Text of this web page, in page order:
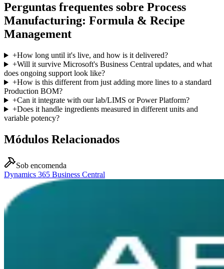
Perguntas frequentes sobre Process
Manufacturing: Formula & Recipe
Management
+How long until it's live, and how is it delivered?
+Will it survive Microsoft's Business Central updates, and what
does ongoing support look like?
+How is this different from just adding more lines to a standard
Production BOM?
+Can it integrate with our lab/LIMS or Power Platform?
+Does it handle ingredients measured in different units and
variable potency?
Módulos Relacionados
Sob encomenda
Dynamics 365 Business Central